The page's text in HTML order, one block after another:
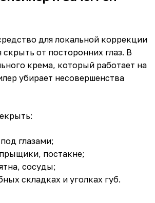
для локальной коррекции
скрыть от посторонних глаз. В
крема, который работает на
убирает несовершенства
глазами;
постакне;
сосуды;
складках и уголках губ.